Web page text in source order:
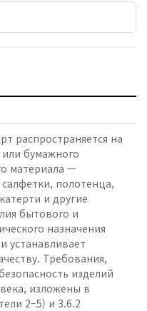
распространяется на
или бумажного
материала —
полотенца,
и другие
бытового и
назначения
устанавливает
Требования,
изделий
изложены в
2–5) и 3.6.2